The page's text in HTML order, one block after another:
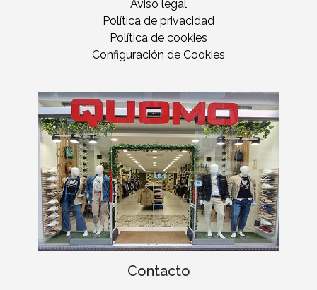
Aviso legal
Política de privacidad
Política de cookies
Configuración de Cookies
Contacto